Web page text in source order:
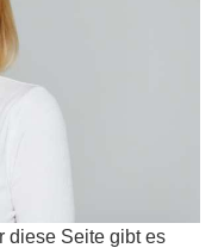
diese Seite gibt es